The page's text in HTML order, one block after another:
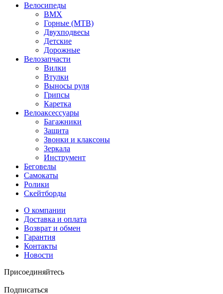
Велосипеды
BMX
Горные (MTB)
Двухподвесы
Детские
Дорожные
Велозапчасти
Вилки
Втулки
Выносы руля
Грипсы
Каретка
Велоаксессуары
Багажники
Защита
Звонки и клаксоны
Зеркала
Инструмент
Беговелы
Самокаты
Ролики
Скейтборды
О компании
Доставка и оплата
Возврат и обмен
Гарантия
Контакты
Новости
Присоединяйтесь
Подписаться